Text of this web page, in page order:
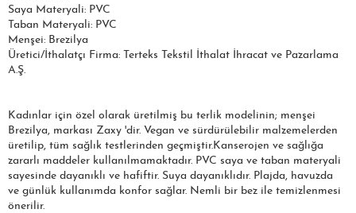
Saya Materyali: PVC
Taban Materyali: PVC
Menşei: Brezilya
Üretici/İthalatçı Firma: Terteks Tekstil İthalat İhracat ve Pazarlama
A.Ş.
Kadınlar için özel olarak üretilmiş bu terlik modelinin; menşei
Brezilya, markası Zaxy 'dir. Vegan ve sürdürülebilir malzemelerden
üretilip, tüm sağlık testlerinden geçmiştir.Kanserojen ve sağlığa
zararlı maddeler kullanılmamaktadır. PVC saya ve taban materyali
sayesinde dayanıklı ve hafiftir. Suya dayanıklıdır. Plajda, havuzda
ve günlük kullanımda konfor sağlar. Nemli bir bez ile temizlenmesi
önerilir.